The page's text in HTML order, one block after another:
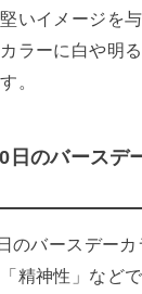
いイメージを
ラーに白や明
。
日のバースデ
のバースデー
精神性」など